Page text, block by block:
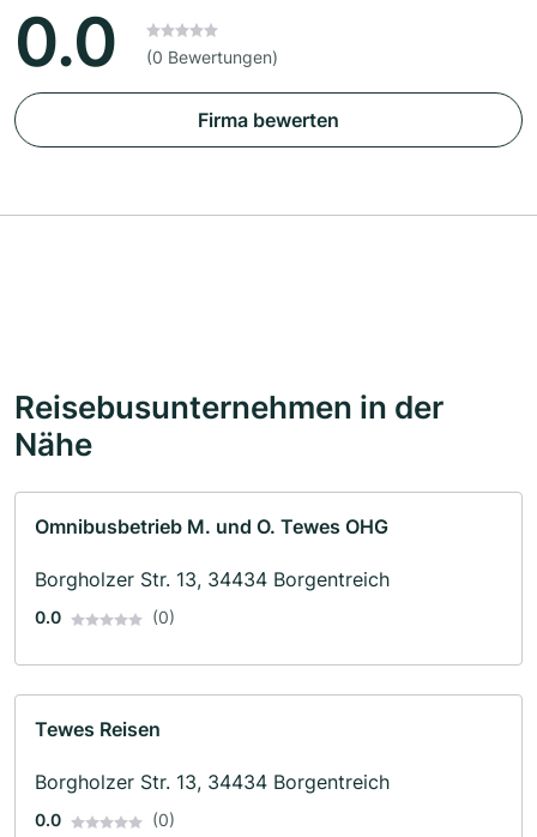
0.0 (0 Bewertungen)
Firma bewerten
Reisebusunternehmen in der
Nähe
Omnibusbetrieb M. und O. Tewes OHG
Borgholzer Str. 13, 34434 Borgentreich
0.0 (0)
Tewes Reisen
Borgholzer Str. 13, 34434 Borgentreich
0.0 (0)